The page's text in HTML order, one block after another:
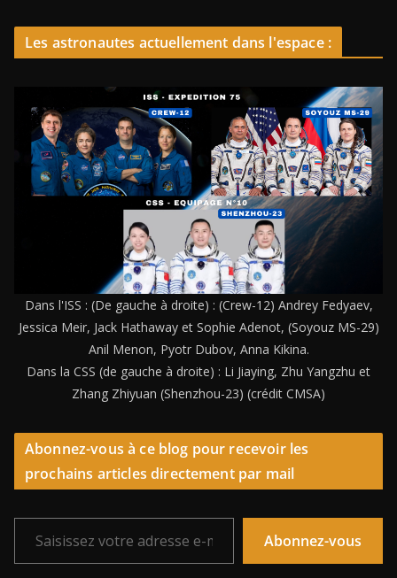
Les astronautes actuellement dans l'espace :
Dans l'ISS : (De gauche à droite) : (Crew-12) Andrey Fedyaev,
Jessica Meir, Jack Hathaway et Sophie Adenot, (Soyouz MS-29)
Anil Menon, Pyotr Dubov, Anna Kikina.
Dans la CSS (de gauche à droite) : Li Jiaying, Zhu Yangzhu et
Zhang Zhiyuan (Shenzhou-23) (crédit CMSA)
Abonnez-vous à ce blog pour recevoir les
prochains articles directement par mail
Saisissez votre adresse e-mail…
Abonnez-vous